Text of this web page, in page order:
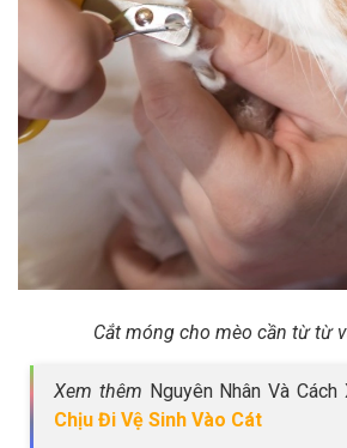
Cắt móng cho mèo cần từ từ
Xem thêm Nguyên Nhân Và Cách
Chịu Đi Vệ Sinh Vào Cát